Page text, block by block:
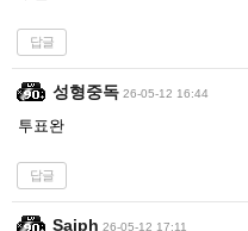
답글
성형중독 26-05-12 16:44
투표완
답글
Saiph 26-05-12 17:11